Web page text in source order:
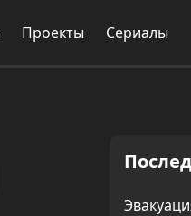
Проекты Сериалы